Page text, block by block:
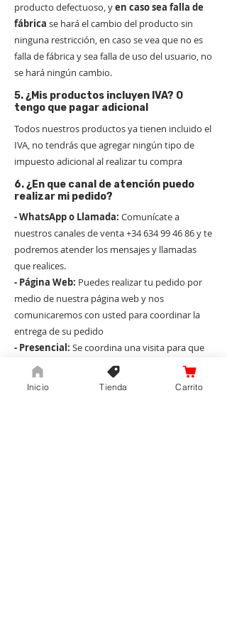
producto defectuoso, yen caso sea falla de
fábrica se hará el cambio del producto sin
ninguna restricción, en caso se vea que no es
falla de fábrica y sea falla de uso del usuario, no
se hará ningún cambio.
5. ¿Mis productos incluyen IVA? O
tengo que pagar adicional
Todos nuestros productos ya tienen incluido el
IVA, no tendrás que agregar ningún tipo de
impuesto adicional al realizar tu compra
6. ¿En que canal de atención puedo
realizar mi pedido?
- WhatsApp o Llamada: Comunícate a
nuestros canales de venta+34 634 99 46 86y te
podremos atender los mensajes y llamadas
que realices.
- Página Web: Puedes realizar tu pedido por
medio de nuestra página web y nos
comunicaremos con usted para coordinar la
entrega de su pedido
- Presencial: Se coordina una visita para que
la vendedora se acerque a su tienda y pueda
mostrar la calidad de productos en físico y
Inicio Tienda Carrito